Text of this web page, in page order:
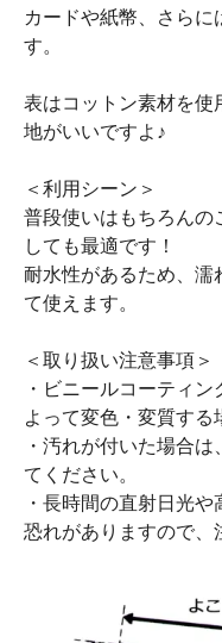
カードや紙幣、さらに
す。
表はコットン素材を使
地がいいですよ♪
＜利用シーン＞
普段使いはもちろんの
しても最適です！
耐水性があるため、濡
て使えます。
＜取り扱い注意事項＞
・ビニールコーティ
よって変色・変質する
・汚れが付いた場合
てください。
・長時間の直射日光
恐れがありますので、